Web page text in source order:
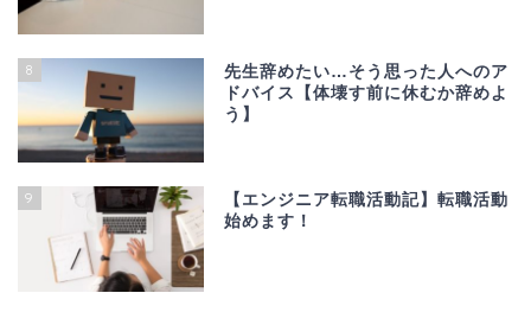
8
先生辞めたい…そう思った人へのア
ドバイス【体壊す前に休むか辞めよ
う】
9
【エンジニア転職活動記】転職活動
始めます！